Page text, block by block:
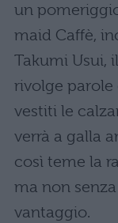
un
maid Caffè,
Takumi Usui,
rivolge
vestiti le
verrà a galla
così teme la
ma non
vantaggio.